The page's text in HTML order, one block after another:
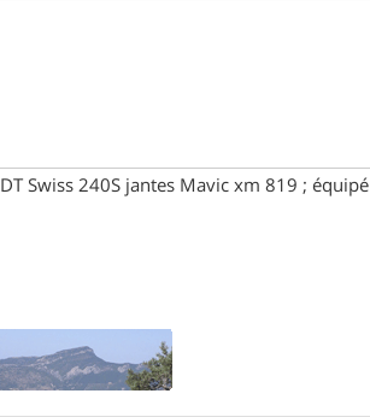
Swiss 240S jantes Mavic xm 819 ; équipé